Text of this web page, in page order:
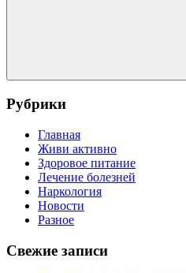
Поиск
Рубрики
Главная
Живи активно
Здоровое питание
Лечение болезней
Наркология
Новости
Разное
Свежие записи